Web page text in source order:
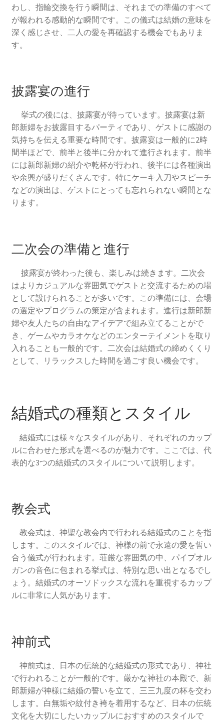
わし、指輪交換を行う瞬間は、それまでの準備のすべて
が報われる感動的な瞬間です。この儀式は結婚の意味を
深く感じさせ、二人の愛を再確認する機会でもありま
す。
披露宴の進行
挙式の後には、披露宴が待っています。披露宴は新
郎新婦をお披露目するパーティであり、ゲストに感謝の
気持ちを伝える重要な時間です。披露宴は一般的に2時
間半ほどで、前半と後半に分かれて進行されます。前半
には新郎新婦の紹介や乾杯が行われ、後半には各種演出
や余興が盛りだくさんです。特にケーキ入刀やスピーチ
などの演出は、ゲストにとっても忘れられない瞬間とな
ります。
二次会の準備と進行
披露宴が終わった後も、楽しみは続きます。二次会
はよりカジュアルな雰囲気でゲストと交流するための場
として設けられることが多いです。この準備には、会場
の選定やプログラムの策定が含まれます。進行は新郎新
婦や友人たちの自由なアイデアで組み立てることがで
き、ゲームやカラオケなどのエンターテイメントを取り
入れることも一般的です。二次会は結婚式の締めくくり
として、リラックスした時間を過ごす良い機会です。
結婚式の種類とスタイル
結婚式には様々なスタイルがあり、それぞれのカップ
ルに合わせた形式を選べるのが魅力です。ここでは、代
表的な3つの結婚式のスタイルについて説明します。
教会式
教会式は、神聖な教会内で行われる結婚式のことを指
します。このスタイルでは、神様の前で永遠の愛を誓い
合う儀式が行われます。荘厳な雰囲気の中、パイプオル
ガンの音色に包まれる挙式は、特別な思い出となるでし
ょう。結婚式のオーソドックスな流れを重視するカップ
ルに非常に人気があります。
神前式
神前式は、日本の伝統的な結婚式の形式であり、神社
で行われることが一般的です。厳かな神社の本殿で、新
郎新婦が神様に結婚の誓いを立て、三三九度の杯を交わ
します。白無垢や紋付き袴を着用するなど、日本の伝統
文化を大切にしたいカップルにおすすめのスタイルで